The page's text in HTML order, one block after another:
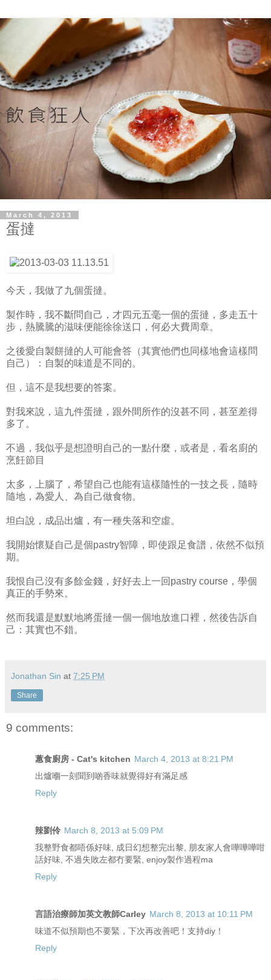
March 4, 2013
蛋撻
今天，我做了九個蛋撻。
製作時，我不斷問自己，才四元五毫一個的蛋撻，多走五十
步，熱騰騰的滋味便能徐徐送口，何必大費周章。
之後愛自製餅撻的人可能會答（其實他們也同樣地會這樣問
自己）：自製的味道是不同的。
但，這不是我想要的答案。
對我來說，這九件蛋撻，跟外間所作的沒甚不同，甚至差得
多了。
不過，我似乎是想證明自己的一點什麼，或者是，看名廚的
烹飪節目
太多，上腦了，希望自己也能有這樣隨性的一技之長，隨時
隨地，為愛人、為自己做食物。
坦白說，成品出爐，有一種失落和空虛。
我開始懷疑自己是個pastry智障，即使跟足食譜，依然不似預
期。
我恨自己沒有多餘金錢，好好去上一回pastry course，學個
真正的手勢來。
然而我還是默默地將蛋撻一個一個地放進口裡，然後告訴自
己：其實也不錯。
Jonathan Sin at 7:25 PM
Share
9 comments:
蕙食廚房 - Cat's kitchen March 4, 2013 at 8:21 PM
出爐嗰一刻聞到啲香味就覺得好有滿足感
Reply
辣劉伶 March 8, 2013 at 5:09 PM
我整野食都唔係好味, 成日幻想整完出黎, 朋友家人會嘩嘩嘩咁
話好味, 不過失敗左都冇要緊, enjoy製作過程ma
Reply
言語治療師加英文教師Carley March 8, 2013 at 10:11 PM
味道不似預期也不要緊，下次再改善吧！支持diy！
Reply